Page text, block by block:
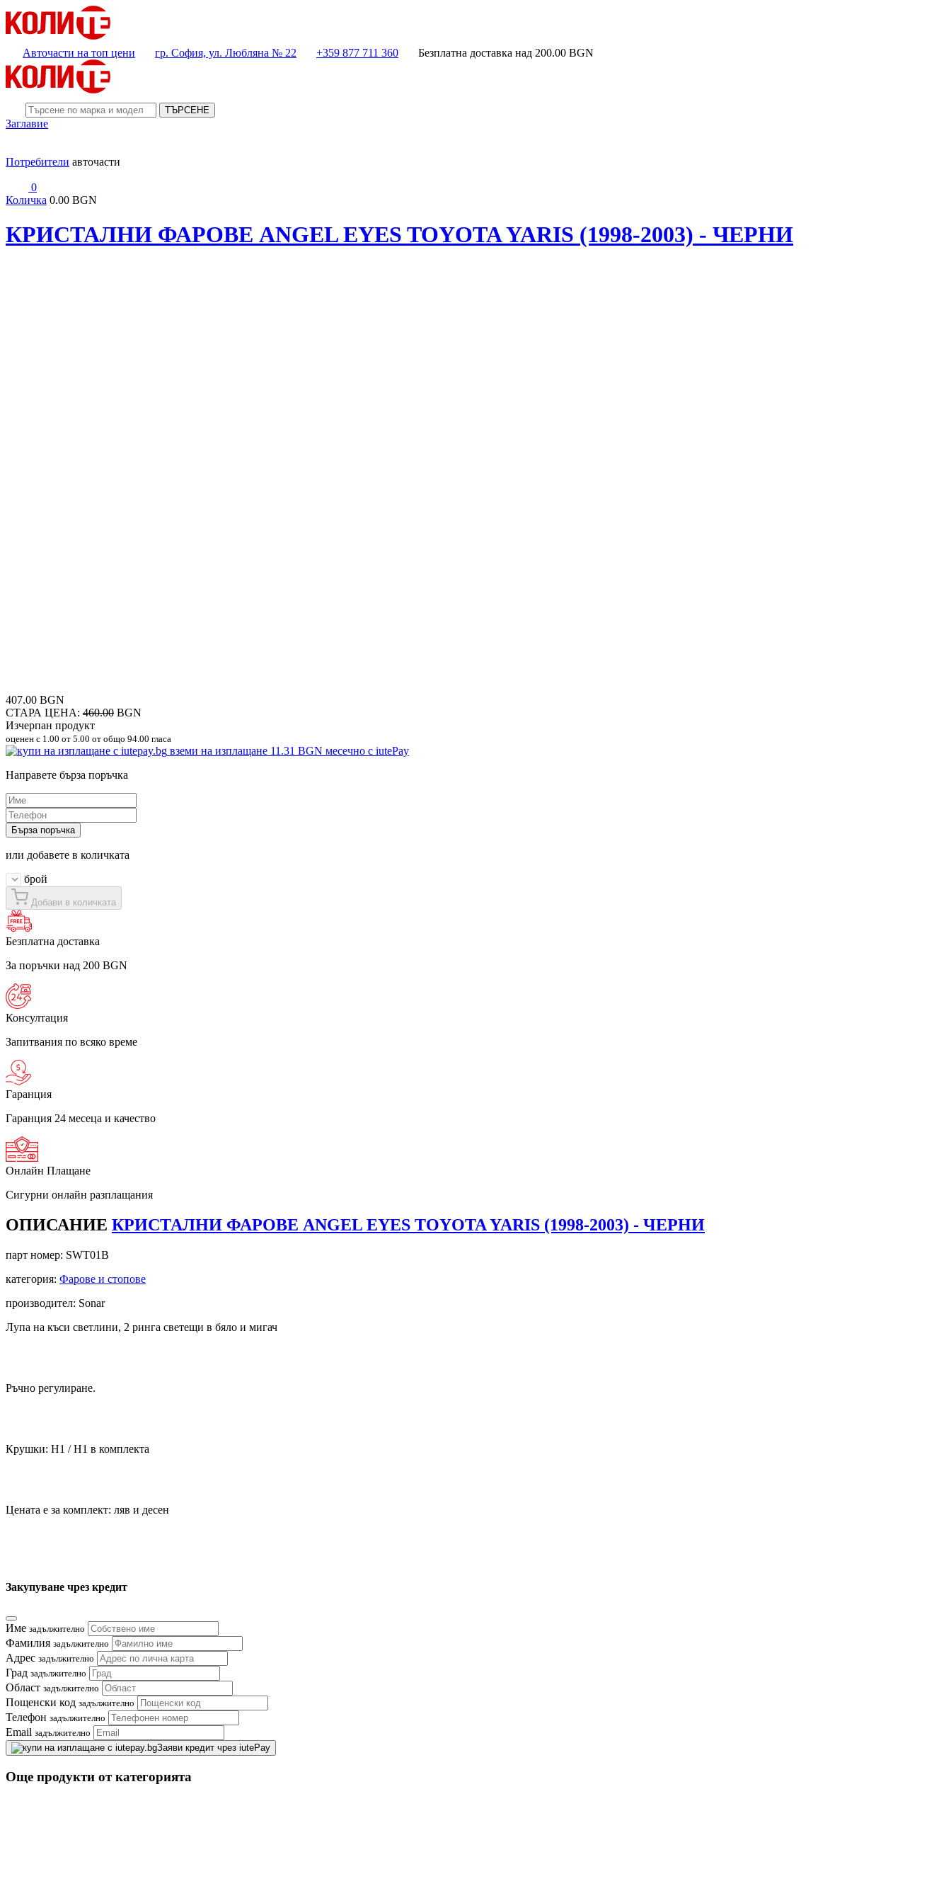
Авточасти на топ цени гр. София, ул. Любляна № 22 +359 877 711 360 Безплатна доставка над 200.00 BGN
ТЪРСЕНЕ
Заглавие
Потребители авточасти
0
Количка 0.00 BGN
КРИСТАЛНИ ФАРОВЕ ANGEL EYES TOYOTA YARIS (1998-2003) - ЧЕРНИ
407.00 BGN
СТАРА ЦЕНА: 460.00 BGN
Изчерпан продукт
оценен с 1.00 от 5.00 от общо 94.00 гласа
вземи на изплащане 11.31 BGN месечно с iutePay
Направете бърза поръчка
Бърза поръчка
или добавете в количката
брой
Добави в количката
Безплатна доставка
За поръчки над 200 BGN
Консултация
Запитвания по всяко време
Гаранция
Гаранция 24 месеца и качество
Онлайн Плащане
Сигурни онлайн разплащания
ОПИСАНИЕ КРИСТАЛНИ ФАРОВЕ ANGEL EYES TOYOTA YARIS (1998-2003) - ЧЕРНИ
парт номер: SWT01B
категория: Фарове и стопове
производител: Sonar
Лупа на къси светлини, 2 ринга светещи в бяло и мигач
Ръчно регулиране.
Крушки: Н1 / H1 в комплекта
Цената е за комплект: ляв и десен
Закупуване чрез кредит
Име задължително
Фамилия задължително
Адрес задължително
Град задължително
Област задължително
Пощенски код задължително
Телефон задължително
Email задължително
Заяви кредит чрез iutePay
Още продукти от категорията